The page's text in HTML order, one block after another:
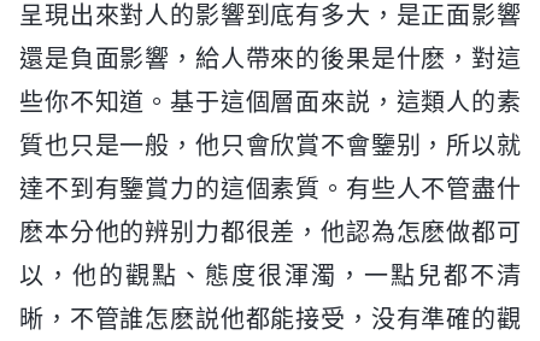
呈現出來對人的影響到底有多大，是正面影響
還是負面影響，給人帶來的後果是什麽，對這
些你不知道。基于這個層面來説，這類人的素
質也只是一般，他只會欣賞不會鑒别，所以就
達不到有鑒賞力的這個素質。有些人不管盡什
麽本分他的辨别力都很差，他認為怎麽做都可
以，他的觀點、態度很渾濁，一點兒都不清
晰，不管誰怎麽説他都能接受，没有準確的觀